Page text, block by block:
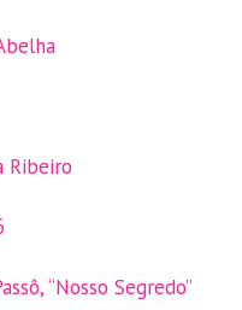
Ribeiro
“Nosso Segredo”